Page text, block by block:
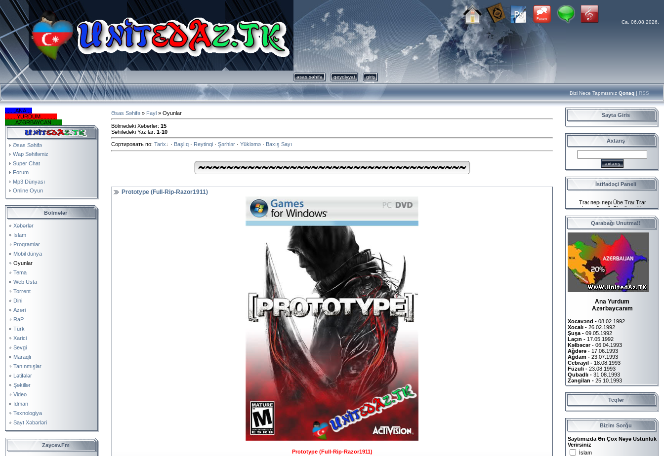
Ca, 06.08.2026,
əsas səhifə qeydiyyat giriş
Bizi Nece Tapmısınız Qonaq | RSS
.......ANA....
........YURDUM...........
.......AZƏRBAYCAN.......
Əsas Səhifə
Wap Səhifəmiz
Super Chat
Forum
Mp3 Dünyası
Online Oyun
Bölmələr
Xəbərlər
Islam
Proqramlar
Mobil dünya
Oyunlar
Tema
Web Usta
Torrent
Dini
Azəri
RaP
Türk
Xarici
Sevgi
Maraqlı
Tanınmışlar
Lətifələr
Şəkillər
Video
İdman
Texnologiya
Sayt Xəbərləri
Zaycev.Fm
Əsas Səhifə » Fayl » Oyunlar
Bölmədəki Xəbərlər: 15
Səhifədəki Yazılar: 1-10
Сортировать по: Tarix · Başlıq · Reytinqi · Şərhlər · Yükləmə · Baxış Sayı
Prototype (Full-Rip-Razor1911)
Prototype (Full-Rip-Razor1911)
Sayta Giris
Axtarış
İstifadəçi Paneli
Qarabağı Unutma!!
Ana Yurdum
Azərbaycanım
Xocavənd - 08.02.1992
Xocalı - 26.02.1992
Şuşa - 09.05.1992
Laçın - 17.05.1992
Kəlbəcər - 06.04.1993
Ağdərə - 17.06.1993
Ağdam - 23.07.1993
Cebrayıl - 18.08.1993
Füzuli - 23.08.1993
Qubadlı - 31.08.1993
Zəngilan - 25.10.1993
Teqlər
Bizim Sorğu
Saytımızda Ən Çox Nəyə Üstünlük
Verirsiniz
İslam